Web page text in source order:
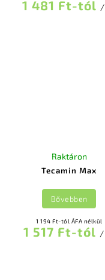
1 481 Ft-tól /
Tecamin Max
Raktáron
1 194 Ft-tól ÁFA nélkül
1 517 Ft-tól /
Bővebben